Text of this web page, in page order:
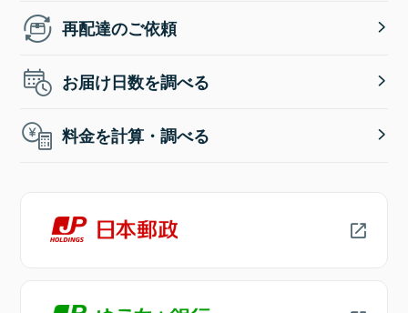
再配達のご依頼
お届け日数を調べる
料金を計算・調べる